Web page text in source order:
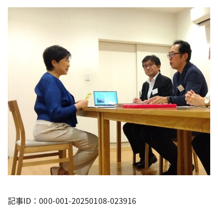
記事ID：000-001-20250108-023916